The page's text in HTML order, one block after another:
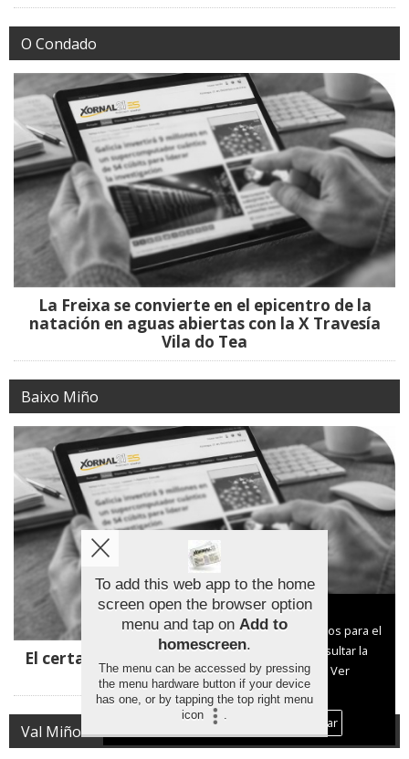
O Condado
La Freixa se convierte en el epicentro de la
natación en aguas abiertas con la X Travesía
Vila do Tea
Baixo Miño
El certamen de pintura de Tomiño se amplía a
Estás y Figueiró
Val Miñor
Aviso sobre el Uso de cookies:
Utilizamos cookies nuestras y de terceros para el
funcionamiento del digital. Puedes consultar la
lista de cookies y como desconectarlas.
Ver
nuestra Política de Privacidad y Cookies
Aceptar Cookies
Personalizar
To add this web app to the home
screen open the browser option
menu and tap on Add to
homescreen.
The menu can be accessed by pressing
the menu hardware button if your device
has one, or by tapping the top right menu
icon
.